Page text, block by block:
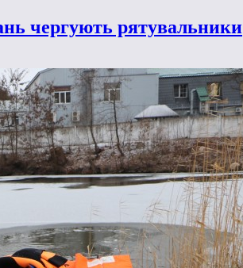
чергують рятувальники